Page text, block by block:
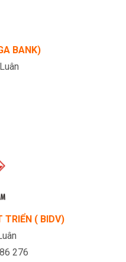
BANK)
TRIỂN ( BIDV)
276